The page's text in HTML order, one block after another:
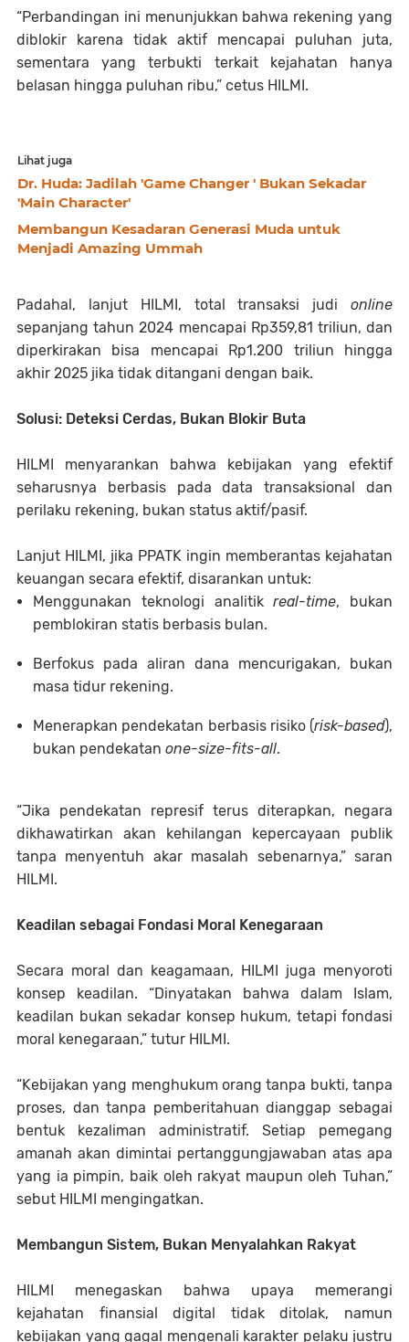
“Perbandingan ini menunjukkan bahwa rekening yang
diblokir karena tidak aktif mencapai puluhan juta,
sementara yang terbukti terkait kejahatan hanya
belasan hingga puluhan ribu,” cetus HILMI.
Lihat juga
Dr. Huda: Jadilah 'Game Changer ' Bukan Sekadar
'Main Character'
Membangun Kesadaran Generasi Muda untuk
Menjadi Amazing Ummah
Padahal, lanjut HILMI, total transaksi judi online
sepanjang tahun 2024 mencapai Rp359,81 triliun, dan
diperkirakan bisa mencapai Rp1.200 triliun hingga
akhir 2025 jika tidak ditangani dengan baik.
Solusi: Deteksi Cerdas, Bukan Blokir Buta
HILMI menyarankan bahwa kebijakan yang efektif
seharusnya berbasis pada data transaksional dan
perilaku rekening, bukan status aktif/pasif.
Lanjut HILMI, jika PPATK ingin memberantas kejahatan
keuangan secara efektif, disarankan untuk:
Menggunakan teknologi analitikreal-time, bukan
pemblokiran statis berbasis bulan.
Berfokus pada aliran dana mencurigakan, bukan
masa tidur rekening.
Menerapkan pendekatan berbasis risiko (risk-based),
bukan pendekatan one-size-fits-all.
“Jika pendekatan represif terus diterapkan, negara
dikhawatirkan akan kehilangan kepercayaan publik
tanpa menyentuh akar masalah sebenarnya,” saran
HILMI.
Keadilan sebagai Fondasi Moral Kenegaraan
Secara moral dan keagamaan, HILMI juga menyoroti
konsep keadilan. “Dinyatakan bahwa dalam Islam,
keadilan bukan sekadar konsep hukum, tetapi fondasi
moral kenegaraan,” tutur HILMI.
“Kebijakan yang menghukum orang tanpa bukti, tanpa
proses, dan tanpa pemberitahuan dianggap sebagai
bentuk kezaliman administratif. Setiap pemegang
amanah akan dimintai pertanggungjawaban atas apa
yang ia pimpin, baik oleh rakyat maupun oleh Tuhan,”
sebut HILMI mengingatkan.
Membangun Sistem, Bukan Menyalahkan Rakyat
HILMI menegaskan bahwa upaya memerangi
kejahatan finansial digital tidak ditolak, namun
kebijakan yang gagal mengenali karakter pelaku justru